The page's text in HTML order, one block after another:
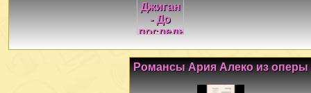
Романсы Ария Алеко из оперы